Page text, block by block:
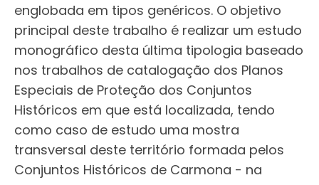
englobada em tipos genéricos. O objetivo
principal deste trabalho é realizar um estudo
monográfico desta última tipologia baseado
nos trabalhos de catalogação dos Planos
Especiais de Proteção dos Conjuntos
Históricos em que está localizada, tendo
como caso de estudo uma mostra
transversal deste território formada pelos
Conjuntos Históricos de Carmona - na